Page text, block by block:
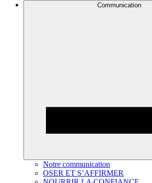
Communication
Notre communication
OSER ET S’AFFIRMER